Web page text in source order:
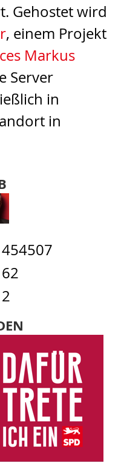
Gehostet wird
, einem Projekt
Markus
Server
in
in
454507
62
2